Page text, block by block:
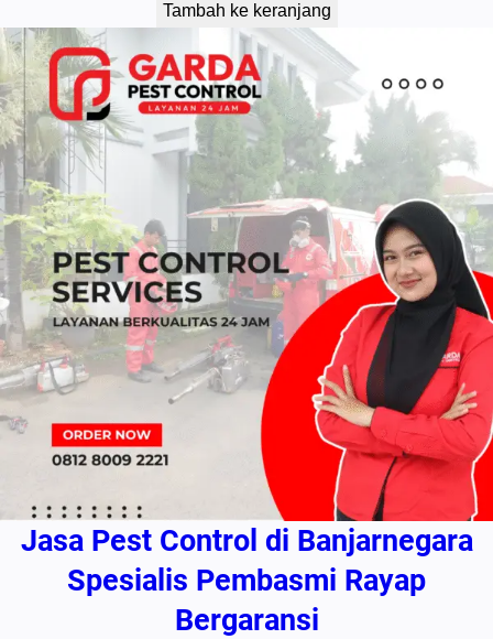
Tambah ke keranjang
Jasa Pest Control di Banjarnegara
Spesialis Pembasmi Rayap
Bergaransi